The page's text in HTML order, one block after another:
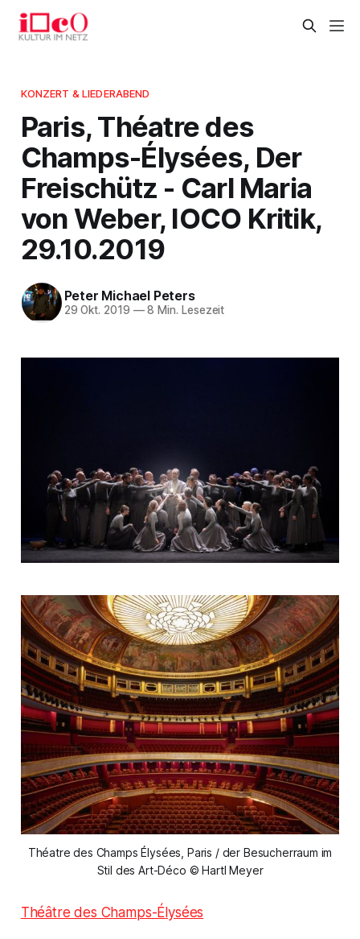
KONZERT & LIEDERABEND
Paris, Théatre des
Champs-Élysées, Der
Freischütz - Carl Maria
von Weber, IOCO Kritik,
29.10.2019
Peter Michael Peters
29 Okt. 2019 —8 Min. Lesezeit
Théatre des Champs Élysées, Paris / der Besucherraum im
Stil des Art-Déco © Hartl Meyer
Théâtre des Champs-Élysées